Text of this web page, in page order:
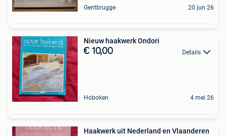
Gentbrugge 20 jun 26
Nieuw haakwerk Ondori
€ 10,00 Details
Hoboken 4 mei 26
Haakwerk uit Nederland en Vlaanderen